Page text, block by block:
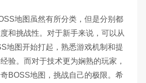
地图虽然有所分类，但是分别都
和挑战性。对于新手来说，可以从
地图开始打起，熟悉游戏机制和提
验。而对于技术更为娴熟的玩家，
BOSS地图，挑战自己的极限。希